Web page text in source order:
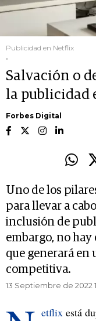
Publicidad en Netflix
.
Salvación o
la publicidad
Forbes Digital
Uno de los
para llevar a
inclusión de
embargo, no hay
que generará en
competitiva.
13 Septiembre de 2022
etflix está